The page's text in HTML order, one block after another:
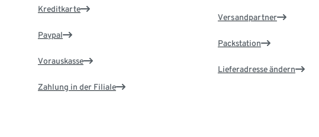
Kreditkarte
Paypal
Vorauskasse
Zahlung in der Filiale
Versandpartner
Packstation
Lieferadresse ändern